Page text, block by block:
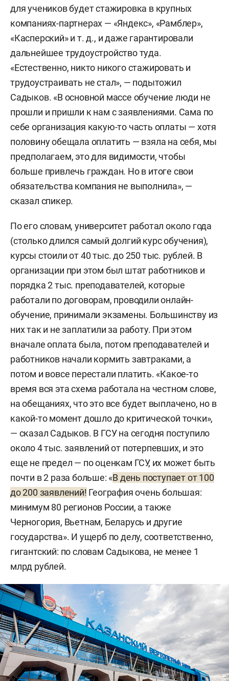
для учеников будет стажировка в крупных
компаниях-партнерах — «Яндекс», «Рамблер»,
«Касперский» и т. д., и даже гарантировали
дальнейшее трудоустройство туда.
«Естественно, никто никого стажировать и
трудоустраивать не стал», — подытожил
Садыков. «В основной массе обучение люди не
прошли и пришли к нам с заявлениями. Сама по
себе организация какую-то часть оплаты — хотя
половину обещала оплатить — взяла на себя, мы
предполагаем, это для видимости, чтобы
больше привлечь граждан. Но в итоге свои
обязательства компания не выполнила», —
сказал спикер.
По его словам, университет работал около года
(столько длился самый долгий курс обучения),
курсы стоили от 40 тыс. до 250 тыс. рублей. В
организации при этом был штат работников и
порядка 2 тыс. преподавателей, которые
работали по договорам, проводили онлайн-
обучение, принимали экзамены. Большинству из
них так и не заплатили за работу. При этом
вначале оплата была, потом преподавателей и
работников начали кормить завтраками, а
потом и вовсе перестали платить. «Какое-то
время вся эта схема работала на честном слове,
на обещаниях, что это все будет выплачено, но в
какой-то момент дошло до критической точки»,
— сказал Садыков. В ГСУ на сегодня поступило
около 4 тыс. заявлений от потерпевших, и это
еще не предел — по оценкам ГСУ, их может быть
почти в 2 раза больше: «В день поступает от 100
до 200 заявлений! География очень большая:
минимум 80 регионов России, а также
Черногория, Вьетнам, Беларусь и другие
государства». И ущерб по делу, соответственно,
гигантский: по словам Садыкова, не менее 1
млрд рублей.